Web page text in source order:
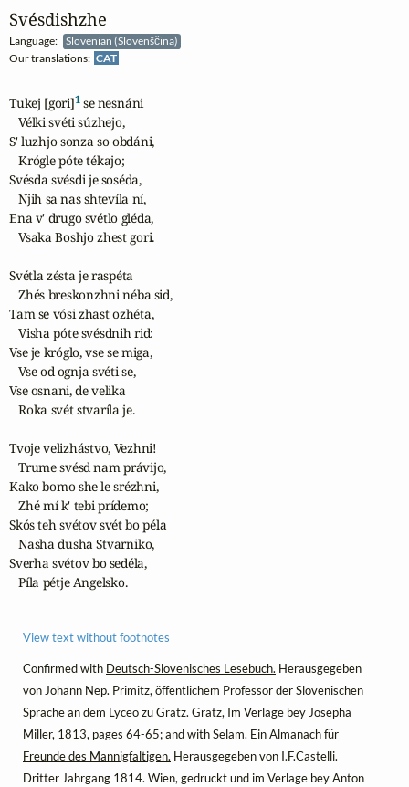
Svésdishzhe
Language:
Slovenian (Slovenščina)
Our translations: CAT
Tukej [gori]1 se nesnáni
   Vélki svéti súzhejo,
S' luzhjo sonza so obdáni,
   Krógle póte tékajo;
Svésda svésdi je soséda,
   Njih sa nas shtevíla ní,
Ena v' drugo svétlo gléda,
   Vsaka Boshjo zhest gori.
Svétla zésta je raspéta
   Zhés breskonzhni néba sid,
Tam se vósi zhast ozhéta,
   Visha póte svésdnih rid:
Vse je króglo, vse se miga,
   Vse od ognja svéti se,
Vse osnani, de velika
   Roka svét stvaríla je.
Tvoje velizhástvo, Vezhni!
   Trume svésd nam právijo,
Kako bomo she le srézhni,
   Zhé mí k' tebi prídemo;
Skós teh svétov svét bo péla
   Nasha dusha Stvarniko,
Sverha svétov bo sedéla,
   Píla pétje Angelsko.
View text without footnotes
Confirmed with Deutsch-Slovenisches Lesebuch. Herausgegeben
von Johann Nep. Primitz, öffentlichem Professor der Slovenischen
Sprache an dem Lyceo zu Grätz. Grätz, Im Verlage bey Josepha
Miller, 1813, pages 64-65; and withSelam. Ein Almanach für
Freunde des Mannigfaltigen. Herausgegeben von I.F.Castelli.
Dritter Jahrgang 1814. Wien, gedruckt und im Verlage bey Anton